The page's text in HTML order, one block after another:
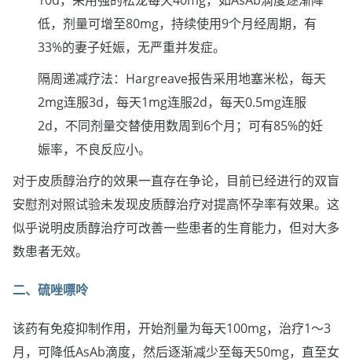
低，剂量可增至80mg，持续使用9个月经周期，有
33%的妻子妊娠，无严重并发症。
隔周递减疗法：Hargreave报告采用地塞米松，每天
2mg连服3d，每天1mg连服2d，每天0.5mg连服
2d，不同剂量交替使用数周到6个月；可有85%的妊
娠率，不良反应小。
对于皮质醇治疗的效果一直存在争论，目前已经进行的双盲
安慰剂对照试验未发现皮质醇治疗对提高怀孕率有效果。这
似乎说明皮质醇治疗可改善一些患者的生育能力，但对大多
数患者无效。
二、硫唑嘌呤
该药有免疫抑制作用，开始剂量为每天100mg，治疗1～3
月，可降低AsAb滴度，然后逐渐减少至每天50mg，直至女